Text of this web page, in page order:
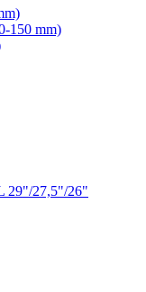
150 mm)
29"/27,5"/26"